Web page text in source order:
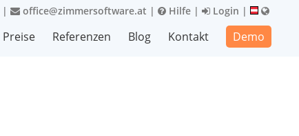
| office@zimmersoftware.at | Hilfe | Login |
Preise Referenzen Blog Kontakt Demo